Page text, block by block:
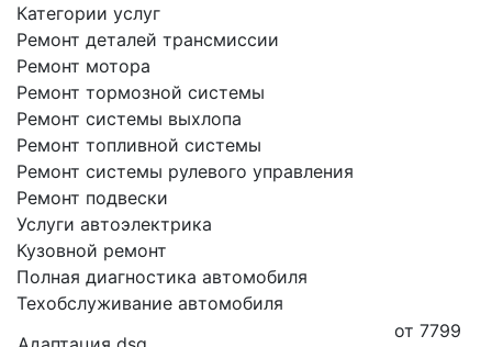
Категории услуг
Ремонт деталей трансмиссии
Ремонт мотора
Ремонт тормозной системы
Ремонт системы выхлопа
Ремонт топливной системы
Ремонт системы рулевого управления
Ремонт подвески
Услуги автоэлектрика
Кузовной ремонт
Полная диагностика автомобиля
Техобслуживание автомобиля
от 7799